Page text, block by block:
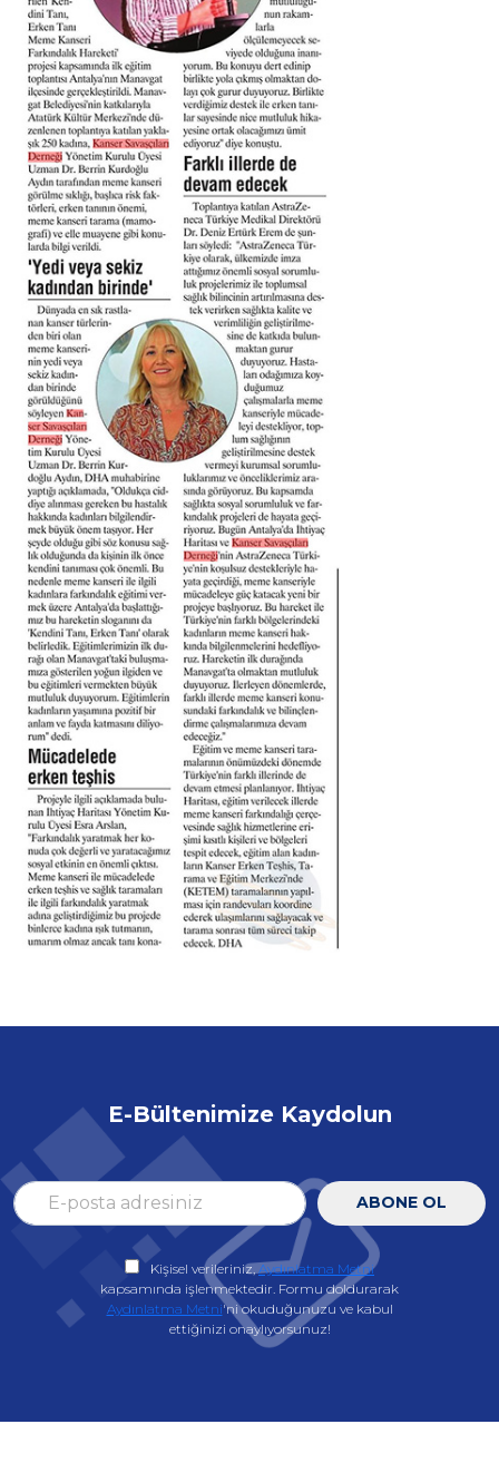
E-Bültenimize Kaydolun
ABONE OL
Kişisel verileriniz,Aydınlatma Metni
kapsamında işlenmektedir. Formu doldurarak
Aydınlatma Metni'ni okuduğunuzu ve kabul
ettiğinizi onaylıyorsunuz!